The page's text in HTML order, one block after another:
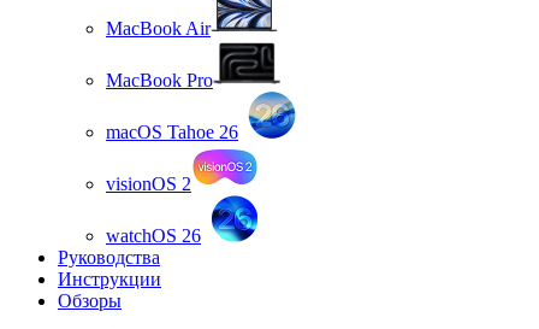
MacBook Air
MacBook Pro
macOS Tahoe 26
visionOS 2
watchOS 26
Руководства
Инструкции
Обзоры